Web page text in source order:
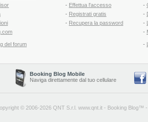
del forum
- Effettua l'accesso
- Registrati gratis
- Recupera la password
-
-
-
-
-
Booking Blog Mobile
Naviga direttamente dal tuo cellulare
© 2006-2026 QNT S.r.l. www.qnt.it - Booking Blog™ -